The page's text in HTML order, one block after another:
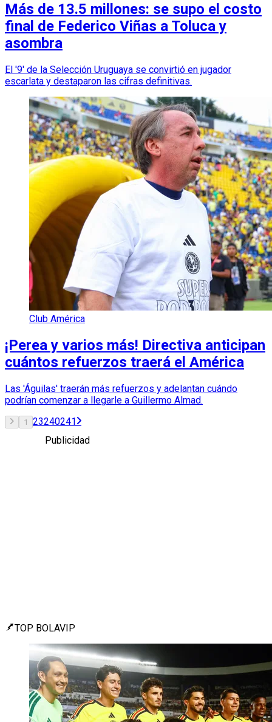
Más de 13.5 millones: se supo el costo
final de Federico Viñas a Toluca y
asombra
El '9' de la Selección Uruguaya se convirtió en jugador
escarlata y destaparon las cifras definitivas.
Club América
¡Perea y varios más! Directiva anticipan
cuántos refuerzos traerá el América
Las 'Águilas' traerán más refuerzos y adelantan cuándo
podrían comenzar a llegarle a Guillermo Almad.
1 23240241
Publicidad
TOP BOLAVIP